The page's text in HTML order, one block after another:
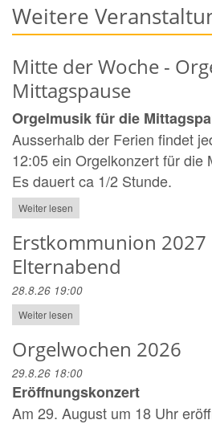
Weitere
Mitte der Woche -
Mittagspause
Orgelmusik für die
Ausserhalb der Ferien findet
12:05 ein Orgelkonzert für die
Es dauert ca 1/2 Stunde.
Weiter lesen
Erstkommunion
Elternabend
28.8.26 19:00
Weiter lesen
Orgelwochen 2026
29.8.26 18:00
Eröffnungskonzert
Am 29. August um 18 Uhr